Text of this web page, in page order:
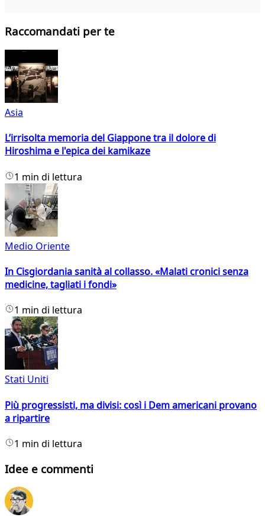
Raccomandati per te
Asia
L’irrisolta memoria del Giappone tra il dolore di
Hiroshima e l'epica dei kamikaze
1 min di lettura
Medio Oriente
In Cisgiordania sanità al collasso. «Malati cronici senza
medicine, tagliati i fondi»
1 min di lettura
Stati Uniti
Più progressisti, ma divisi: così i Dem americani provano
a ripartire
1 min di lettura
Idee e commenti